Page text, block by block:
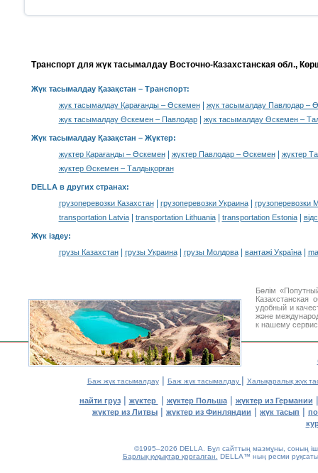
Транспорт для жүк тасымалдау Восточно-Казахстанская обл.,
Жүк тасымалдау Қазақстан – Транспорт:
жүк тасымалдау Қарағанды – Өскемен|
жүк тасымалдау Павлодар –
жүк тасымалдау Өскемен – Павлодар| жүк тасымалдау Өскемен –
Жүк тасымалдау Қазақстан – Жүктер:
жүктер Қарағанды – Өскемен| жүктер Павлодар – Өскемен|
жүктер
жүктер Өскемен – Талдықорған
DELLA в других странах:
грузоперевозки Казахстан| грузоперевозки Украина|
грузоперевозки
transportation Latvia| transportation Lithuania| transportation Estonia|
Жүк іздеу:
грузы Казахстан| грузы Украина| грузы Молдова| вантажі Україна|
Бөлім
удобный и
және
к нашему
Баж жүк тасымалдау| Баж жүк тасымалдау | Халықаралық жүк
найти груз| жүктер | жүктер Польша| жүктер из Германии
жүктер из Литвы | жүктер из Финляндии | жүк тасып |
©1995–2026 DELLA. Бұл сайттың мазмұны, соның
Барлық құқықтар қорғалған.
DELLA™ ның ресми